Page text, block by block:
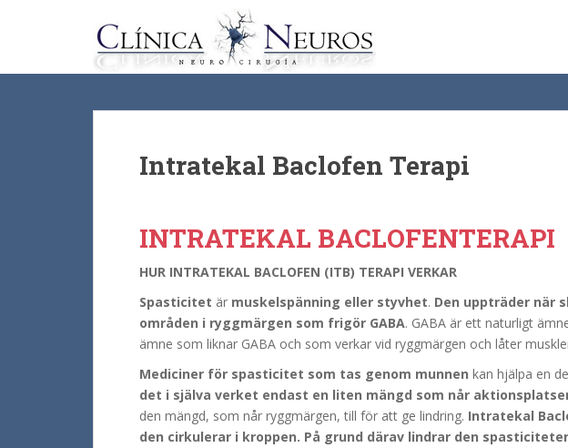
p
Intratekal Baclofen Terapi
INTRATEKAL BACLOFENTERAPI
HUR INTRATEKAL BACLOFEN (ITB) TERAPI VERKAR
Spasticitet är muskelspänning eller styvhet. Den uppträder när
områden i ryggmärgen som frigör GABA. GABA är ett naturligt
ämne som liknar GABA och som verkar vid ryggmärgen och låter
Mediciner för spasticitet som tas genom munnen kan hjälpa en
det i själva verket endast en liten mängd som når
den mängd, som når ryggmärgen, till för att ge lindring. Intratekal
den cirkulerar i kroppen. På grund därav lindrar den